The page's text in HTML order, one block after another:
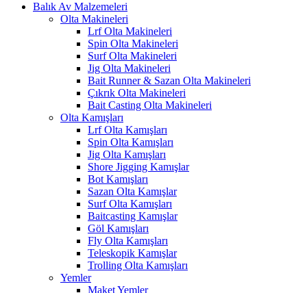
Balık Av Malzemeleri
Olta Makineleri
Lrf Olta Makineleri
Spin Olta Makineleri
Surf Olta Makineleri
Jig Olta Makineleri
Bait Runner & Sazan Olta Makineleri
Çıkrık Olta Makineleri
Bait Casting Olta Makineleri
Olta Kamışları
Lrf Olta Kamışları
Spin Olta Kamışları
Jig Olta Kamışları
Shore Jigging Kamışlar
Bot Kamışları
Sazan Olta Kamışlar
Surf Olta Kamışları
Baitcasting Kamışlar
Göl Kamışları
Fly Olta Kamışları
Teleskopik Kamışlar
Trolling Olta Kamışları
Yemler
Maket Yemler